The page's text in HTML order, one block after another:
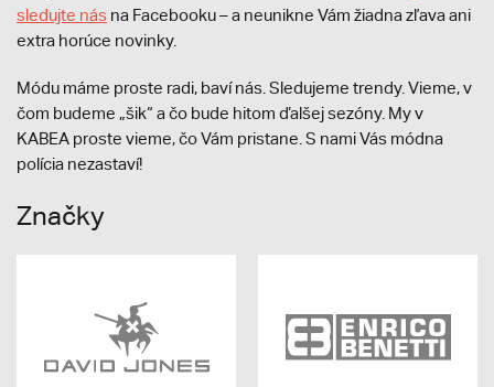
sledujte nás na Facebooku – a neunikne Vám žiadna zľava ani
extra horúce novinky.
Módu máme proste radi, baví nás. Sledujeme trendy. Vieme, v
čom budeme „šik“ a čo bude hitom ďalšej sezóny. My v
KABEA proste vieme, čo Vám pristane. S nami Vás módna
polícia nezastaví!
Značky